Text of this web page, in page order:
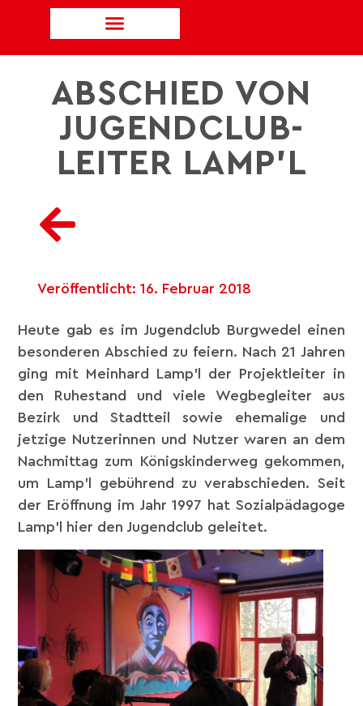
ABSCHIED VON
JUGENDCLUB-
LEITER LAMP’L
Veröffentlicht: 16. Februar 2018
Heute gab es im Jugendclub Burgwedel einen
besonderen Abschied zu feiern. Nach 21 Jahren
ging mit Meinhard Lamp’l der Projektleiter in
den Ruhestand und viele Wegbegleiter aus
Bezirk und Stadtteil sowie ehemalige und
jetzige Nutzerinnen und Nutzer waren an dem
Nachmittag zum Königskinderweg gekommen,
um Lamp’l gebührend zu verabschieden. Seit
der Eröffnung im Jahr 1997 hat Sozialpädagoge
Lamp’l hier den Jugendclub geleitet.